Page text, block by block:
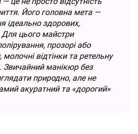
Його головна мета —
ідеально здорових,
Для цього майстри
прозорі або
молочні відтінки та ретельну
Звичайний манікюр без
природно, але не
акуратний та «дорогий»